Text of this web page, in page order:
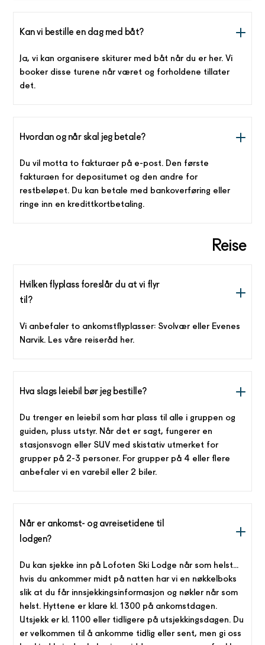
Kan vi bestille en dag med båt?
Ja, vi kan organisere skiturer med båt når du er her. Vi
booker disse turene når været og forholdene tillater
det.
Hvordan og når skal jeg betale?
Du vil motta to fakturaer på e-post. Den første
fakturaen for depositumet og den andre for
restbeløpet. Du kan betale med bankoverføring eller
ringe inn en kredittkortbetaling.
Reise
Hvilken flyplass foreslår du at vi flyr
til?
Vi anbefaler to ankomstflyplasser: Svolvær eller Evenes
Narvik. Les våre reiseråd her.
Hva slags leiebil bør jeg bestille?
Du trenger en leiebil som har plass til alle i gruppen og
guiden, pluss utstyr. Når det er sagt, fungerer en
stasjonsvogn eller SUV med skistativ utmerket for
grupper på 2-3 personer. For grupper på 4 eller flere
anbefaler vi en varebil eller 2 biler.
Når er ankomst- og avreisetidene til
lodgen?
Du kan sjekke inn på Lofoten Ski Lodge når som helst...
hvis du ankommer midt på natten har vi en nøkkelboks
slik at du får innsjekkingsinformasjon og nøkler når som
helst. Hyttene er klare kl. 1300 på ankomstdagen.
Utsjekk er kl. 1100 eller tidligere på utsjekkingsdagen. Du
er velkommen til å ankomme tidlig eller sent, men gi oss